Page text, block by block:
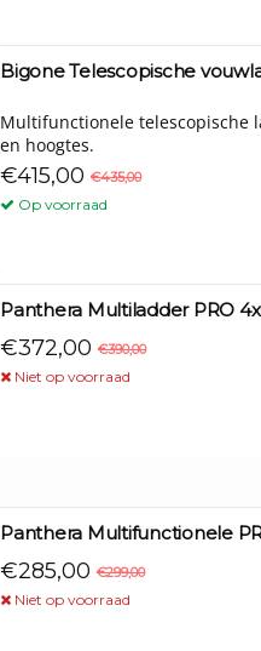
Bigone Telescopische
Multifunctionele telescopische
en hoogtes.
€415,00 €435,00
Op voorraad
Panthera Multiladder PRO
€372,00 €390,00
Niet op voorraad
Panthera Multifunctionele
€285,00 €299,00
Niet op voorraad